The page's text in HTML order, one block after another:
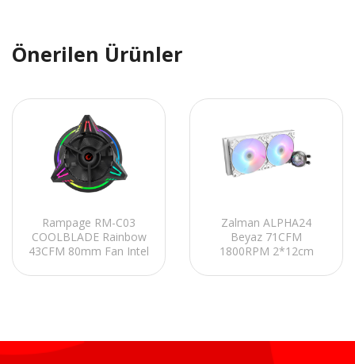
Önerilen Ürünler
Rampage RM-C03
COOLBLADE Rainbow
43CFM 80mm Fan Intel
Uyumlu Hava
Zalman ALPHA24
Beyaz 71CFM
1800RPM 2*12cm
AM5/Intel LGA1700